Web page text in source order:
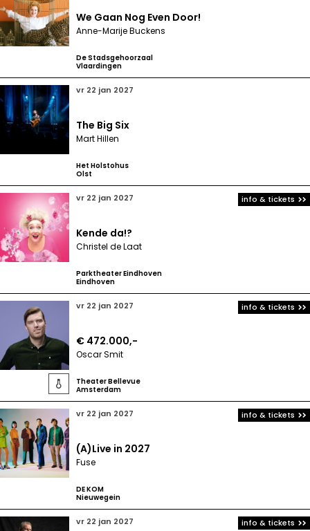
We Gaan Nog Even Door!
Anne-Marije Buckens
De Stadsgehoorzaal
Vlaardingen
vr 22 jan 2027
The Big Six
Mart Hillen
Het Holstohus
Olst
vr 22 jan 2027
Kende da!?
Christel de Laat
Parktheater Eindhoven
Eindhoven
info & tickets

vr 22 jan 2027
€ 472.000,-
Oscar Smit
Theater Bellevue
Amsterdam
info & tickets
vr 22 jan 2027
(A)Live in 2027
Fuse
DE KOM
Nieuwegein
info & tickets
vr 22 jan 2027 info & tickets